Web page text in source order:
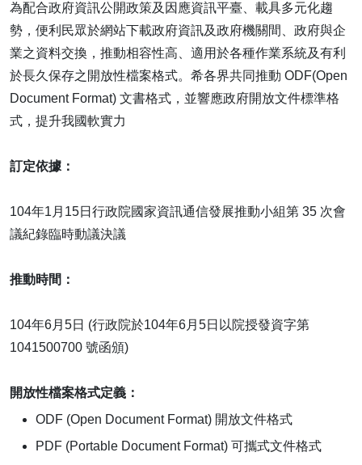
為配合政府資訊公開政策及因應資訊平臺、載具多元化趨
勢，便利民眾於網站下載政府資訊及政府機關間、政府與企
業之資料交換，推動相容性高、適用於各種作業系統及有利
於長久保存之開放性檔案格式。希各界共同推動 ODF(Open
Document Format) 文書格式，並響應政府開放文件標準格
式，提升我國軟實力
訂定依據：
104年1月15日行政院國家資訊通信發展推動小組第 35 次會
議紀錄臨時動議決議
推動時間：
104年6月5日 (行政院於104年6月5日以院授發資字第
1041500700 號函頒)
開放性檔案格式定義：
ODF (Open Document Format) 開放文件格式
PDF (Portable Document Format) 可攜式文件格式